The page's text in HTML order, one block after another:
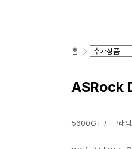
홈
ASRock
5600GT 그래